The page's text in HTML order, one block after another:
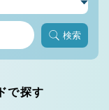
検索
で探す